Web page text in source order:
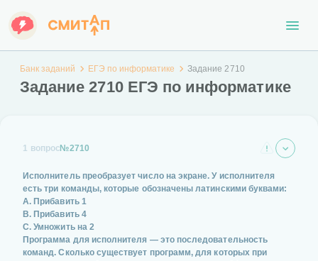
Банк заданий ЕГЭ по информатике Задание 2710
Задание 2710 ЕГЭ по информатике
1 вопрос№2710
Исполнитель преобразует число на экране. У исполнителя
есть три команды, которые обозначены латинскими буквами:
A. Прибавить 1
B. Прибавить 4
C. Умножить на 2
Программа для исполнителя — это последовательность
команд. Сколько существует программ, для которых при